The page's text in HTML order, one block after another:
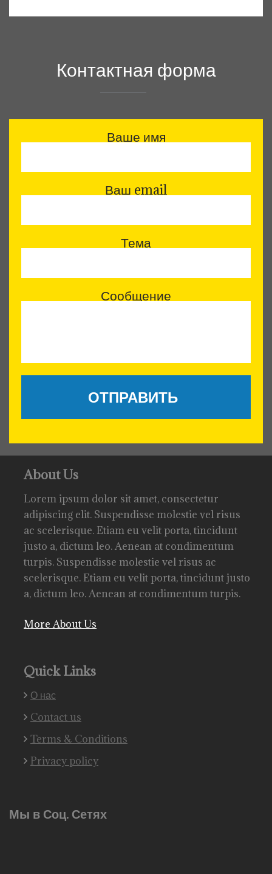
Контактная форма
Ваше имя
Ваш email
Тема
Сообщение
About Us
Lorem ipsum dolor sit amet, consectetur
adipiscing elit. Suspendisse molestie vel risus
ac scelerisque. Etiam eu velit porta, tincidunt
justo a, dictum leo. Aenean at condimentum
turpis. Suspendisse molestie vel risus ac
scelerisque. Etiam eu velit porta, tincidunt justo
a, dictum leo. Aenean at condimentum turpis.
More About Us
Quick Links
О нас
Contact us
Terms & Conditions
Privacy policy
Мы в Соц. Сетях